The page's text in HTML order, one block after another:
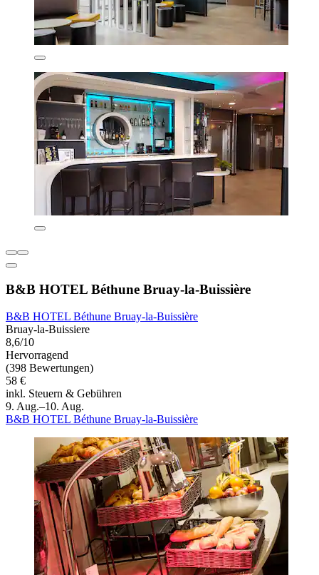
B&B HOTEL Béthune Bruay-la-Buissière
B&B HOTEL Béthune Bruay-la-Buissière
Bruay-la-Buissiere
8,6/10
Hervorragend
(398 Bewertungen)
58 €
inkl. Steuern & Gebühren
9. Aug.–10. Aug.
B&B HOTEL Béthune Bruay-la-Buissière